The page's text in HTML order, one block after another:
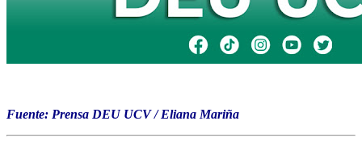
Fuente: Prensa DEU UCV / Eliana Mariña